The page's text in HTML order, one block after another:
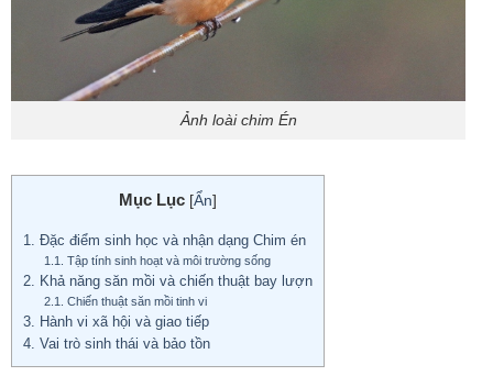
Ảnh loài chim Én
Mục Lục [Ẩn]
1. Đặc điểm sinh học và nhận dạng Chim én
1.1. Tập tính sinh hoạt và môi trường sống
2. Khả năng săn mồi và chiến thuật bay lượn
2.1. Chiến thuật săn mồi tinh vi
3. Hành vi xã hội và giao tiếp
4. Vai trò sinh thái và bảo tồn